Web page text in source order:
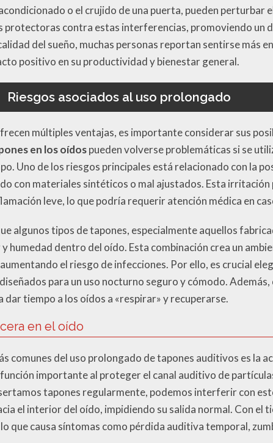
o el crujido de una puerta, pueden perturbar
protectoras contra estas interferencias, promoviendo un
del sueño, muchas personas reportan sentirse más
positivo en su productividad y bienestar general.
Riesgos asociados al uso prolongado
múltiples ventajas, es importante considerar sus
en los oídospueden volverse problemáticas si se
Uno de los riesgos principales está relacionado con la
con materiales sintéticos o mal ajustados. Esta
leve, lo que podría requerir atención médica en
algunos tipos de tapones, especialmente aquellos
humedad dentro del oído. Esta combinación crea un
el riesgo de infecciones. Por ello, es crucial
para un uso nocturno seguro y cómodo.
dar tiempo a los oídos a «respirar» y recuperarse.
en el oído
comunes del uso prolongado de tapones auditivos es la
importante al proteger el canal auditivo de
tapones regularmente, podemos interferir con
el interior del oído, impidiendo su salida normal. Con el
que causa síntomas como pérdida auditiva temporal,